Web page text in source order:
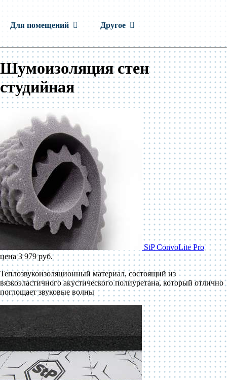
Для помещений Другое
Шумоизоляция стен
студийная
StP ConvoLite Pro
цена 3 979 руб.
Теплозвукоизоляционный материал, состоящий из
вязкоэластичного акустического полиуретана, который отлично
поглощает звуковые волны